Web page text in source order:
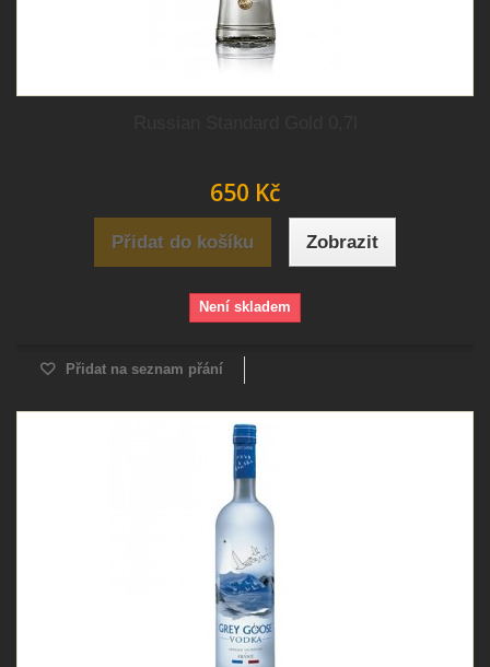
650 Kč
Přidat do košíku Zobrazit
Není skladem
Přidat na seznam přání